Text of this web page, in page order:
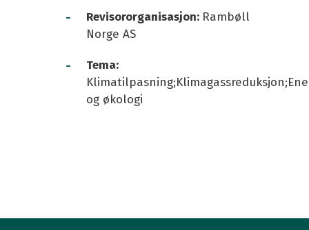
- Revisororganisasjon: Rambøll
Norge AS
-
Tema:
og økologi